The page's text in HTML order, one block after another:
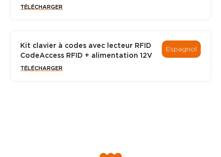
TÉLÉCHARGER
Kit clavier à codes avec lecteur RFID
CodeAccess RFID + alimentation 12V
Espagnol
TÉLÉCHARGER